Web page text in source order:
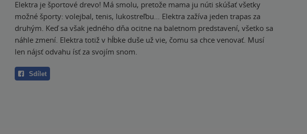
Elektra je športové drevo! Má smolu, pretože mama ju núti skúšať všetky
možné športy: volejbal, tenis, lukostreľbu… Elektra zažíva jeden trapas za
druhým. Keď sa však jedného dňa ocitne na baletnom predstavení, všetko sa
náhle zmení. Elektra totiž v hĺbke duše už vie, čomu sa chce venovať. Musí
len nájsť odvahu ísť za svojím snom.
Sdílet